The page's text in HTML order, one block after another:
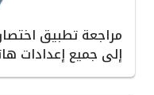
مراجعة تطبيق
إلى جميع إعدادات